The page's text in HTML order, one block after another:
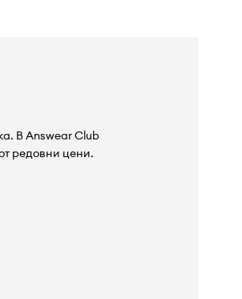
В Answear Club
редовни цени.